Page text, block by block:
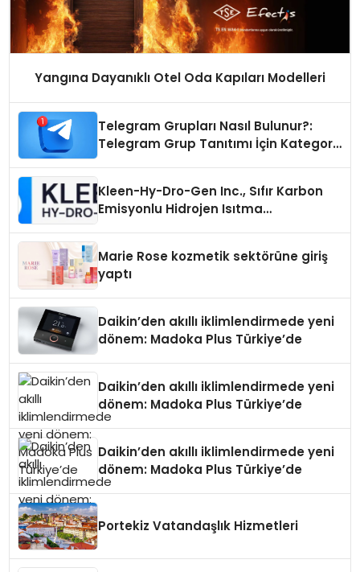
Yangına Dayanıklı Otel Oda Kapıları Modelleri
Telegram Grupları Nasıl Bulunur?:
Telegram Grup Tanıtımı İçin Kategori
Kleen-Hy-Dro-Gen Inc., Sıfır Karbon
Emisyonlu Hidrojen Isıtma
Marie Rose kozmetik sektörüne giriş
yaptı
Daikin’den akıllı iklimlendirmede yeni
dönem: Madoka Plus Türkiye’de
Daikin’den akıllı iklimlendirmede yeni
dönem: Madoka Plus Türkiye’de
Daikin’den akıllı iklimlendirmede yeni
dönem: Madoka Plus Türkiye’de
Portekiz Vatandaşlık Hizmetleri